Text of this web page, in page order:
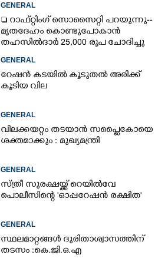
സംശയം
GENERAL
 റാഫ്റ്റിംഗ് സൊസൈറ്റി പറയുന്നു--
മൃതദേഹം കൊണ്ടുപോകാൻ
തഹസിൽദാർ 25,000 രൂപ ചോദിച്ചു
GENERAL
റേഷൻ കടയിൽ കൂടുതൽ അരിക്ക്
കൂടിയ വില
GENERAL
വിലക്കയറ്റം തടയാൻ സപ്ലൈകോയെ
ശക്തമാക്കും : മുഖ്യമന്ത്രി
GENERAL
സ്ത്രീ സുരക്ഷയ്ക്ക് റെയിൽവേ
പൊലീസിന്റെ 'ഓപ്പറേഷൻ രക്ഷിത'
GENERAL
സ്ഥലമാറ്റങ്ങൾ ദുരിതാശ്വാസത്തിന്
തടസം :കെ.ജി.ഒ.എ